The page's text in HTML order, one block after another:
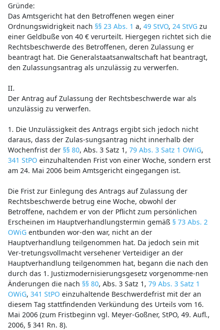
Gründe:
Das Amtsgericht hat den Betroffenen wegen einer
Ordnungswidrigkeit nach §§ 23 Abs. 1 a, 49 StVO, 24 StVGzu
einer Geldbuße von 40 € verurteilt. Hiergegen richtet sich die
Rechtsbeschwerde des Betroffenen, deren Zulassung er
beantragt hat. Die Generalstaatsanwaltschaft hat beantragt,
den Zulassungsantrag als unzulässig zu verwerfen.
II.
Der Antrag auf Zulassung der Rechtsbeschwerde war als
unzulässig zu verwerfen.
1. Die Unzulässigkeit des Antrags ergibt sich jedoch nicht
daraus, dass der Zulas-sungsantrag nicht innerhalb der
Wochenfrist der §§ 80, Abs. 3 Satz 1, 79 Abs. 3 Satz 1 OWiG,
341 StPO einzuhaltenden Frist von einer Woche, sondern erst
am 24. Mai 2006 beim Amtsgericht eingegangen ist.
Die Frist zur Einlegung des Antrags auf Zulassung der
Rechtsbeschwerde betrug eine Woche, obwohl der
Betroffene, nachdem er von der Pflicht zum persönlichen
Erscheinen im Hauptverhandlungstermin gemäß § 73 Abs. 2
OWiGentbunden wor-den war, nicht an der
Hauptverhandlung teilgenommen hat. Da jedoch sein mit
Ver-tretungsvollmacht versehener Verteidiger an der
Hauptverhandlung teilgenommen hat, begann die nach den
durch das 1. Justizmodernisierungsgesetz vorgenomme-nen
Änderungen die nach §§ 80, Abs. 3 Satz 1, 79 Abs. 3 Satz 1
OWiG, 341 StPO einzuhaltende Beschwerdefrist mit der an
diesem Tag stattfindenden Verkündung des Urteils vom 16.
Mai 2006 (zum Fristbeginn vgl. Meyer-Goßner, StPO, 49. Aufl.,
2006, § 341 Rn. 8).